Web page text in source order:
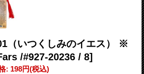
（いつくしみのイエス） ※
/#927-20236 / 8]
: 198円(税込)